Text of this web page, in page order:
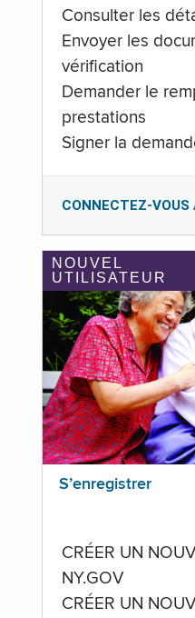
Consulter les
Envoyer les
vérification
Demander le
prestations
Signer la
CONNECTEZ-VOUS
NOUVEL
UTILISATEUR
S’enregistrer
CRÉER UN
NY.GOV
CRÉER UN